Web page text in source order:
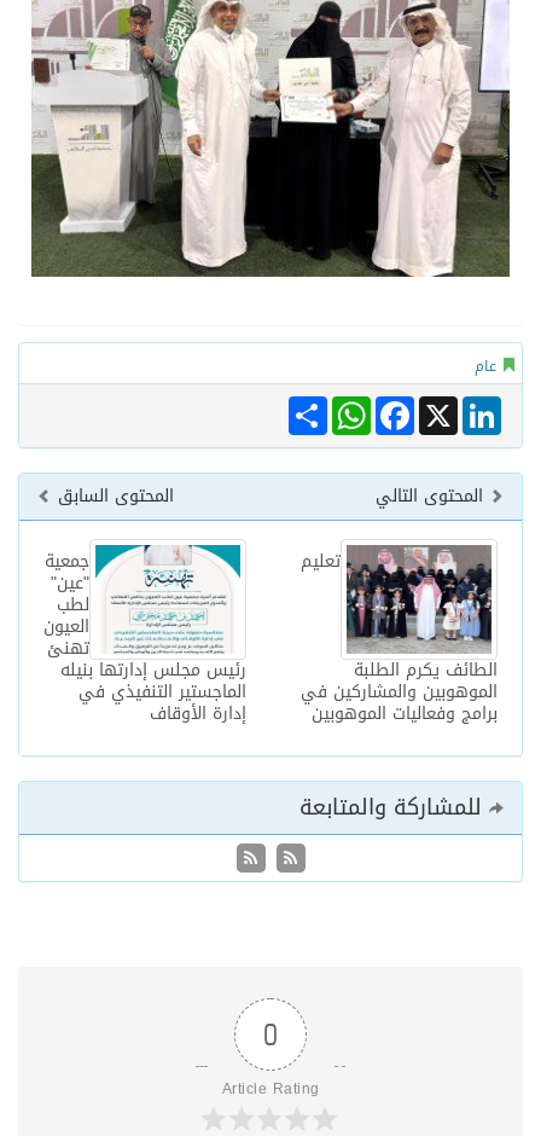
عام
Share
WhatsAppFacebook X
LinkedIn
المحتوى السابق
المحتوى التالي
جمعية
"عين"
لطب
العيون
تهنئ
رئيس مجلس إدارتها بنيله
الماجستير التنفيذي في
إدارة الأوقاف
تعليم
الطائف يكرم الطلبة
الموهوبين والمشاركين في
برامج وفعاليات الموهوبين
للمشاركة والمتابعة
0
Article Rating